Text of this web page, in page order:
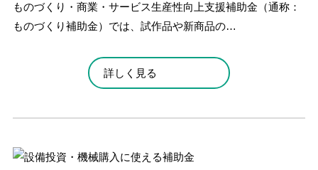
ものづくり・商業・サービス生産性向上支援補助金（通称：
ものづくり補助金）では、試作品や新商品の…
詳しく見る